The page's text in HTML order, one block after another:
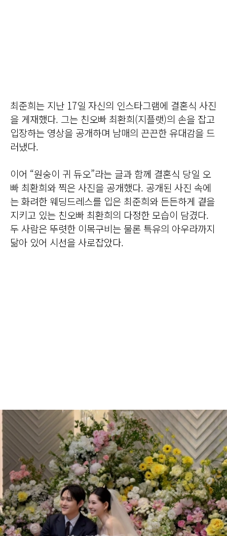
최준희는 지난 17일 자신의 인스타그램에 결혼식 사진
을 게재했다. 그는 친오빠 최환희(지플랫)의 손을 잡고
입장하는 영상을 공개하며 남매의 끈끈한 유대감을 드
러냈다.
이어 “원숭이 귀 듀오”라는 글과 함께 결혼식 당일 오
빠 최환희와 찍은 사진을 공개했다. 공개된 사진 속에
는 화려한 웨딩드레스를 입은 최준희와 든든하게 곁을
지키고 있는 친오빠 최환희의 다정한 모습이 담겼다.
두 사람은 뚜렷한 이목구비는 물론 특유의 아우라까지
닮아 있어 시선을 사로잡았다.